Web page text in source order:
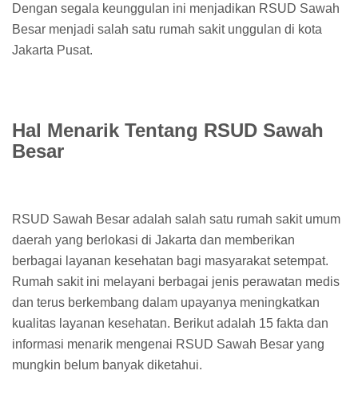
Dengan segala keunggulan ini menjadikan RSUD Sawah
Besar menjadi salah satu rumah sakit unggulan di kota
Jakarta Pusat.
Hal Menarik Tentang RSUD Sawah
Besar
RSUD Sawah Besar adalah salah satu rumah sakit umum
daerah yang berlokasi di Jakarta dan memberikan
berbagai layanan kesehatan bagi masyarakat setempat.
Rumah sakit ini melayani berbagai jenis perawatan medis
dan terus berkembang dalam upayanya meningkatkan
kualitas layanan kesehatan. Berikut adalah 15 fakta dan
informasi menarik mengenai RSUD Sawah Besar yang
mungkin belum banyak diketahui.